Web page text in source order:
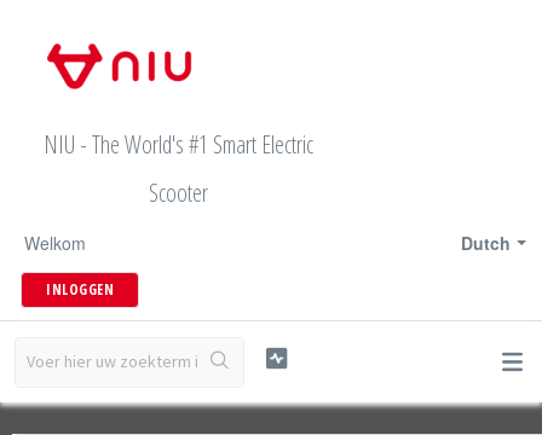
NIU - The World's #1 Smart Electric
Scooter
Dutch
Welkom
INLOGGEN